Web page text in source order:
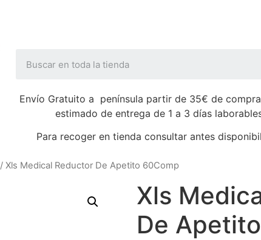
Envío Gratuito a península partir de 35€ de
estimado de entrega de 1 a 3 días
Para recoger en tienda consultar antes
/ Xls Medical Reductor De Apetito 60Comp
Xls
De